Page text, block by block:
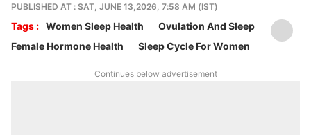
PUBLISHED AT : SAT, JUNE 13,2026, 7:58 AM (IST)
Tags : Women Sleep Health
Ovulation And Sleep
Female Hormone Health
Sleep Cycle For Women
Continues below advertisement